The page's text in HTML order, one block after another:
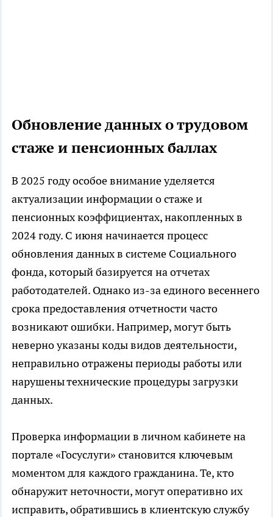
Обновление данных о трудовом
стаже и пенсионных баллах
В 2025 году особое внимание уделяется
актуализации информации о стаже и
пенсионных коэффициентах, накопленных в
2024 году. С июня начинается процесс
обновления данных в системе Социального
фонда, который базируется на отчетах
работодателей. Однако из-за единого весеннего
срока предоставления отчетности часто
возникают ошибки. Например, могут быть
неверно указаны коды видов деятельности,
неправильно отражены периоды работы или
нарушены технические процедуры загрузки
данных.
Проверка информации в личном кабинете на
портале «Госуслуги» становится ключевым
моментом для каждого гражданина. Те, кто
обнаружит неточности, могут оперативно их
исправить, обратившись в клиентскую службу